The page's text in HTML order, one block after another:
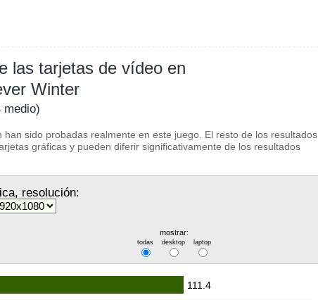
las tarjetas de vídeo en
Winter
medio)
sido probadas realmente en este juego. El resto de los resultados
gráficas y pueden diferir significativamente de los resultados
resolución:
mostrar:
todas desktop laptop
111.4